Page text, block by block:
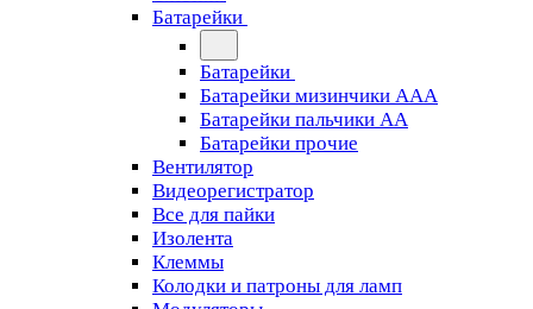
Батарейки
Батарейки
Батарейки мизинчики ААА
Батарейки пальчики АА
Батарейки прочие
Вентилятор
Видеорегистратор
Все для пайки
Изолента
Клеммы
Колодки и патроны для ламп